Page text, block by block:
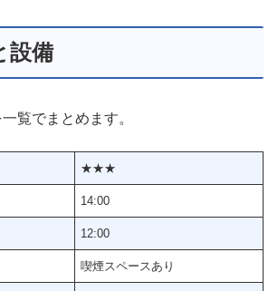
設備
覧でまとめます。
★★★
14:00
12:00
喫煙スペースあり